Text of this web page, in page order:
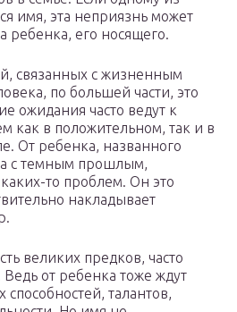
имя, эта неприязнь может
ребенка, его носящего.
связанных с жизненным
по большей части, это
ожидания часто ведут к
как в положительном, так и в
От ребенка, названного
с темным прошлым,
то проблем. Он это
накладывает
великих предков, часто
Ведь от ребенка тоже ждут
талантов,